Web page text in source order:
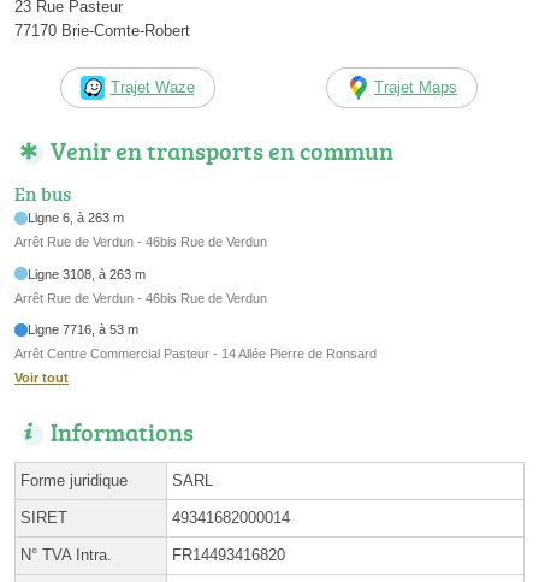
23 Rue Pasteur
77170 Brie-Comte-Robert
Trajet Waze Trajet Maps
Venir en transports en commun
En bus
Ligne 6, à 263 m
Arrêt Rue de Verdun - 46bis Rue de Verdun
Ligne 3108, à 263 m
Arrêt Rue de Verdun - 46bis Rue de Verdun
Ligne 7716, à 53 m
Arrêt Centre Commercial Pasteur - 14 Allée Pierre de Ronsard
Voir tout
Informations
Forme juridique SARL
SIRET 49341682000014
N° TVA Intra. FR14493416820